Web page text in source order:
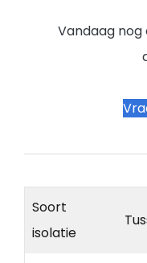
Vandaag
Soort
isolatie